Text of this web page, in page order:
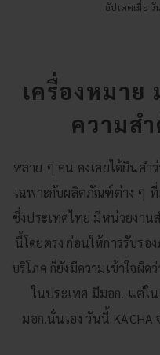
ติดต่อเรา
อัปเดตเมื่อ
เครื่องหมาย
ความส
หลาย ๆ คน คงเคยได้ยินคำ
เฉพาะกับผลิตภัณฑ์ต่าง ๆ
ซึ่งประเทศไทย มีหน่วยงาน
นี้โดยตรง ก่อนให้การรับร
บริโภค ก็ยังมีความเข้าใจผิ
ในประเทศ มีมอก. แต่ใ
มอก.นั่นเอง วันนี้ KACHA